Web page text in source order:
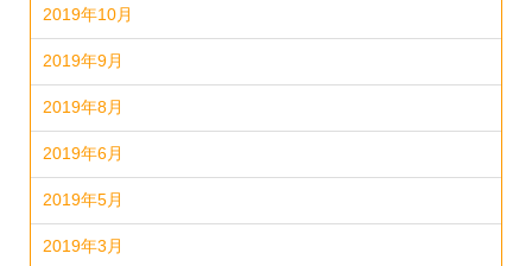
2019年10月
2019年9月
2019年8月
2019年6月
2019年5月
2019年3月